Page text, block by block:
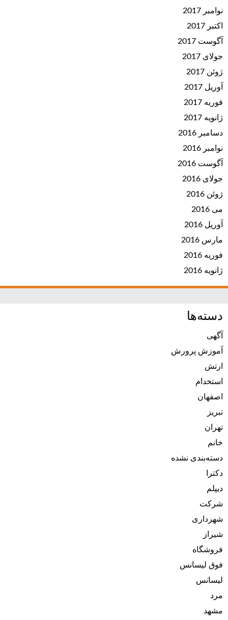
نوامبر 2017
اکتبر 2017
آگوست 2017
جولای 2017
ژوئن 2017
آوریل 2017
فوریه 2017
ژانویه 2017
دسامبر 2016
نوامبر 2016
آگوست 2016
جولای 2016
ژوئن 2016
می 2016
آوریل 2016
مارس 2016
فوریه 2016
ژانویه 2016
دسته‌ها
آگهی
آموزش پرورش
ارتش
استخدام
اصفهان
تبریز
تهران
خانم
دسته‌بندی نشده
دکترا
دیپلم
شرکت
شهرداری
شیراز
فروشگاه
فوق لیسانس
لیسانس
مرد
مشهد